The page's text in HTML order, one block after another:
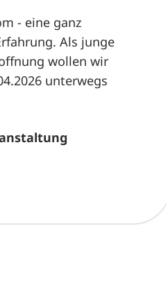
- eine ganz
Als junge
wollen wir
unterwegs